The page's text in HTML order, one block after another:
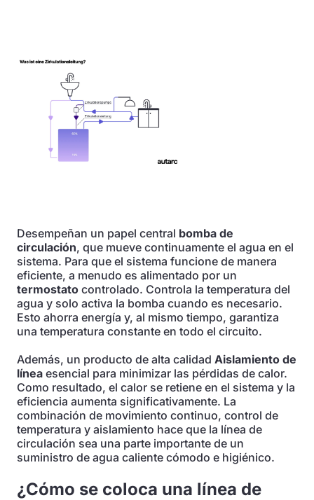
Desempeñan un papel central bomba de
circulación, que mueve continuamente el agua en el
sistema. Para que el sistema funcione de manera
eficiente, a menudo es alimentado por un
termostato controlado. Controla la temperatura del
agua y solo activa la bomba cuando es necesario.
Esto ahorra energía y, al mismo tiempo, garantiza
una temperatura constante en todo el circuito.
Además, un producto de alta calidad Aislamiento de
línea esencial para minimizar las pérdidas de calor.
Como resultado, el calor se retiene en el sistema y la
eficiencia aumenta significativamente. La
combinación de movimiento continuo, control de
temperatura y aislamiento hace que la línea de
circulación sea una parte importante de un
suministro de agua caliente cómodo e higiénico.
¿Cómo se coloca una línea de